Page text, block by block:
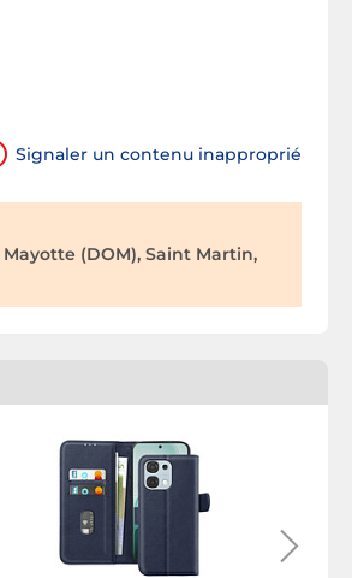
Signaler un contenu inapproprié
(DOM), Saint Martin,